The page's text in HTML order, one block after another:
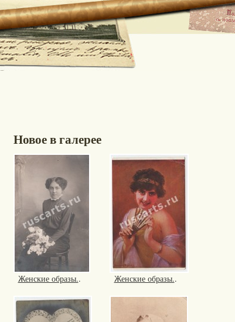
Новое в галерее
Женские образы.. Женские образы..